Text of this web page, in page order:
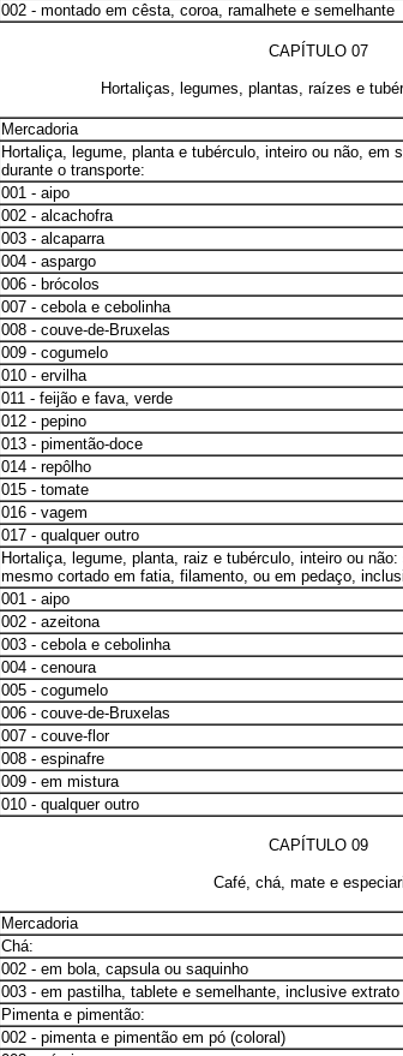
002 - montado em cêsta, coroa, ramalhete e semelhante
CAPÍTULO 07
Hortaliças, legumes, plantas, raízes e
Mercadoria
Hortaliça, legume, planta e tubérculo, inteiro ou não, em
durante o transporte:
001 - aipo
002 - alcachofra
003 - alcaparra
004 - aspargo
006 - brócolos
007 - cebola e cebolinha
008 - couve-de-Bruxelas
009 - cogumelo
010 - ervilha
011 - feijão e fava, verde
012 - pepino
013 - pimentão-doce
014 - repôlho
015 - tomate
016 - vagem
017 - qualquer outro
Hortaliça, legume, planta, raiz e tubérculo, inteiro ou
mesmo cortado em fatia, filamento, ou em pedaço,
001 - aipo
002 - azeitona
003 - cebola e cebolinha
004 - cenoura
005 - cogumelo
006 - couve-de-Bruxelas
007 - couve-flor
008 - espinafre
009 - em mistura
010 - qualquer outro
CAPÍTULO 09
Café, chá, mate e
Mercadoria
Chá:
002 - em bola, capsula ou saquinho
003 - em pastilha, tablete e semelhante, inclusive extrato
Pimenta e pimentão:
002 - pimenta e pimentão em pó (coloral)